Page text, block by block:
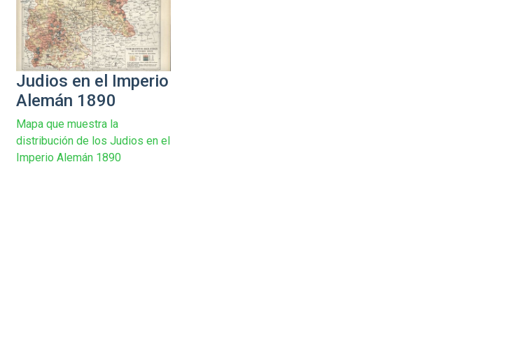
Judios en el Imperio
Alemán 1890
Mapa que muestra la
distribución de los Judios en el
Imperio Alemán 1890